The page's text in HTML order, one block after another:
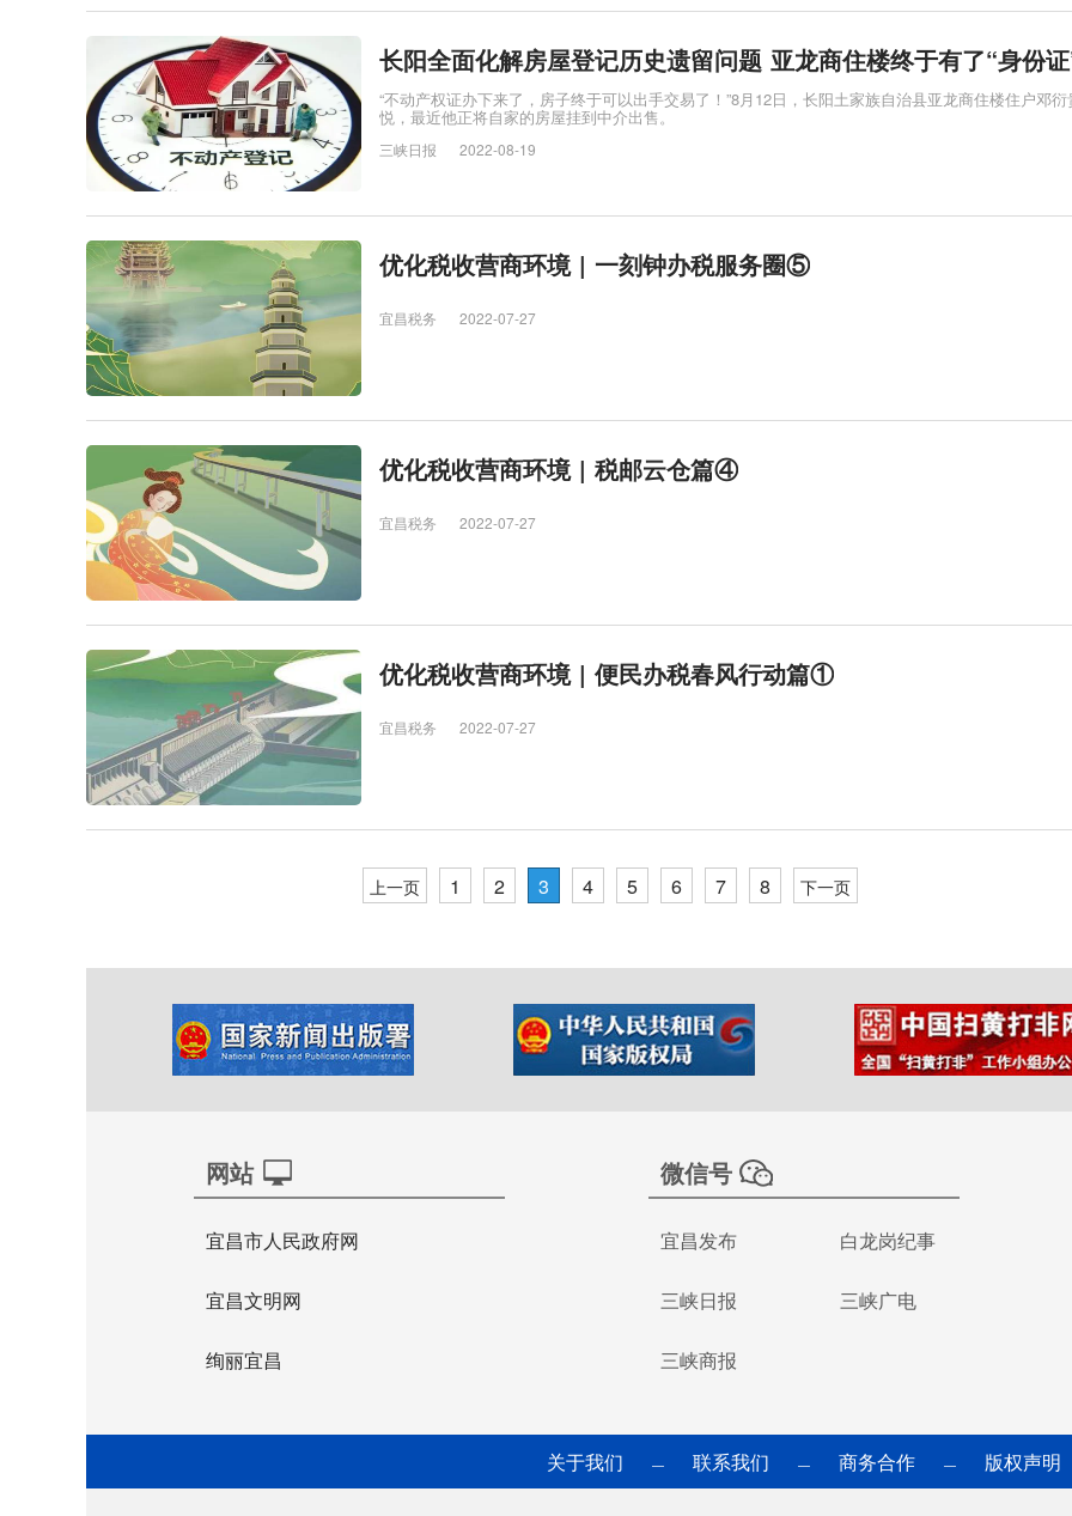
长阳全面化解房屋登记历史遗留问题 亚龙商住楼终于有了“身份
“不动产权证办下来了，房子终于可以出手交易了！”8月12日，长阳土家族自治县亚龙商住楼住户邓
悦，最近他正将自家的房屋挂到中介出售。
三峡日报 2022-08-19
优化税收营商环境 | 一刻钟办税服务圈⑤
宜昌税务 2022-07-27
优化税收营商环境 | 税邮云仓篇④
宜昌税务 2022-07-27
优化税收营商环境 | 便民办税春风行动篇①
宜昌税务 2022-07-27
上一页 1 2 3 4 5 6 7 8 下一页
网站
宜昌市人民政府网
宜昌文明网
绚丽宜昌
微信号
宜昌发布 白龙岗纪事
三峡日报 三峡广电
三峡商报
关于我们 — 联系我们 — 商务合作 — 版权声明